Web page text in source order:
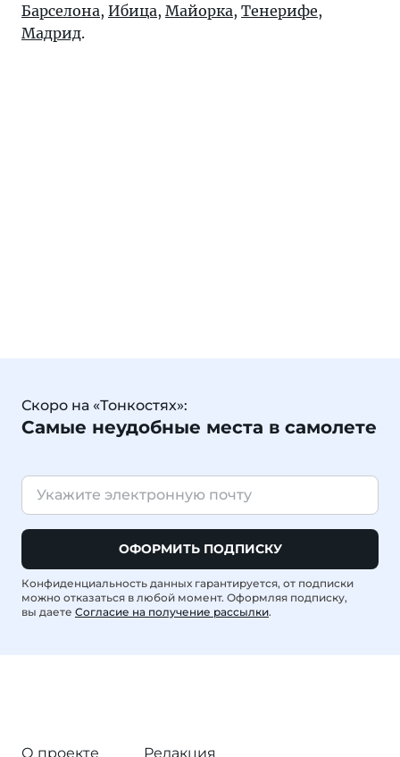
Барселона, Ибица, Майорка, Тенерифе,
Мадрид.
Скоро на «Тонкостях»:
Самые неудобные места в самолете
ОФОРМИТЬ ПОДПИСКУ
Конфиденциальность данных гарантируется, от подписки
можно отказаться в любой момент. Оформляя подписку,
вы даете Согласие на получение рассылки.
О проекте
Редакция